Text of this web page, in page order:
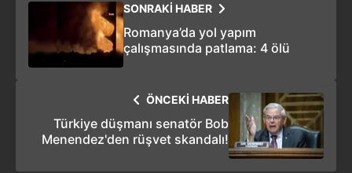
SONRAKİ HABER
Romanya’da yol yapım
çalışmasında patlama: 4 ölü
ÖNCEKİ HABER
Türkiye düşmanı senatör Bob
Menendez'den rüşvet skandalı!